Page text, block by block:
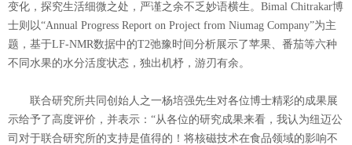
变化，探究生活细微之处，严谨之余不乏妙语横生。Bimal Chitrakar博
士则以“Annual Progress Report on Project from Niumag Company”为主
题，基于LF-NMR数据中的T2弛豫时间分析展示了苹果、番茄等六种
不同水果的水分活度状态，独出机杼，游刃有余。
联合研究所共同创始人之一杨培强先生对各位博士精彩的成果展
示给予了高度评价，并表示：“从各位的研究成果来看，我认为纽迈公
司对于联合研究所的支持是值得的！将核磁技术在食品领域的影响不